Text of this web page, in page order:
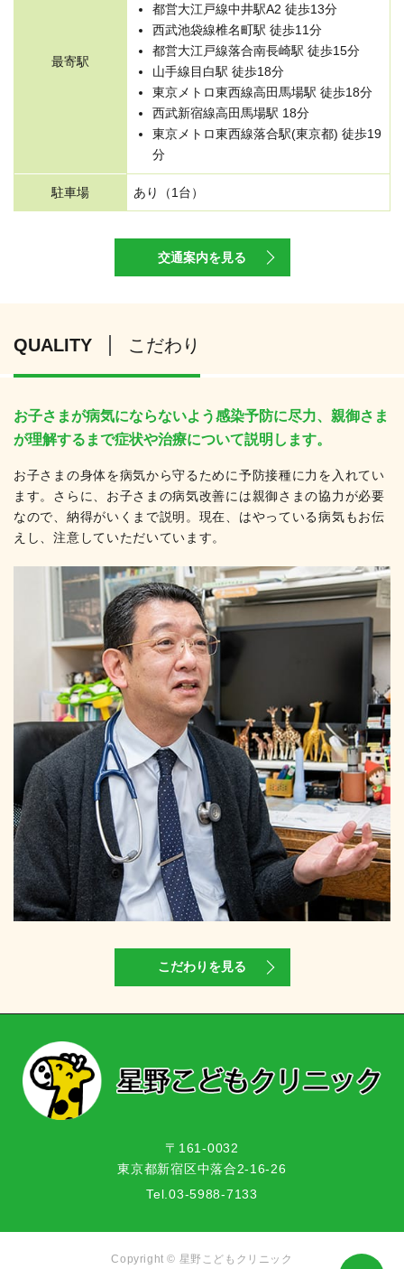
最寄駅
都営大江戸線中井駅A2 徒歩13分
西武池袋線椎名町駅 徒歩11分
都営大江戸線落合南長崎駅 徒歩15分
山手線目白駅 徒歩18分
東京メトロ東西線高田馬場駅 徒歩18分
西武新宿線高田馬場駅 18分
東京メトロ東西線落合駅(東京都) 徒歩19
分
駐車場 あり（1台）
交通案内を見る
QUALITY こだわり
お子さまが病気にならないよう感染予防に尽力、親御さま
が理解するまで症状や治療について説明します。
お子さまの身体を病気から守るために予防接種に力を入れてい
ます。さらに、お子さまの病気改善には親御さまの協力が必要
なので、納得がいくまで説明。現在、はやっている病気もお伝
えし、注意していただいています。
こだわりを見る
〒161-0032
東京都新宿区中落合2-16-26
Tel.03-5988-7133
Copyright © 星野こどもクリニック